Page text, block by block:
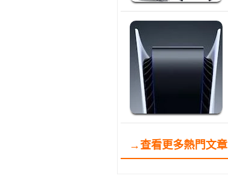
→查看更多熱門文章